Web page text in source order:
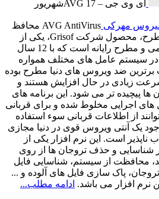
ای وی جی – AVG 17
شهریور
مهرکی
AVG AntiVirus محافظ
اینترنتى قدرتمند و مطرح، محصول شرکت Grisof، یکی از
ضد ویروس های قدیمی و مطرح رایانه است که با 12 سال
در سیستم عامل های مختلف همواره
ضد ویروس های دنیا مطرح بوده
زیادی در حال افزایش هستند و
ها پیچیده تر می شود. این برنامه های
های اجرایی مخلوط شده و برای قربانی
از اطلاعات قربانی سوء استفاده
یک آنتی ویروس قوی در دنیا مجازی
ناپذیر است. این نرم افزار یکی از
شناسایی و حذف تروجان ها از روی
محافظت از سیستم، شناسایی فایل
پاک سازی فایل های آلوده و ...
نرم افزار می باشد. ادامه مطلب...